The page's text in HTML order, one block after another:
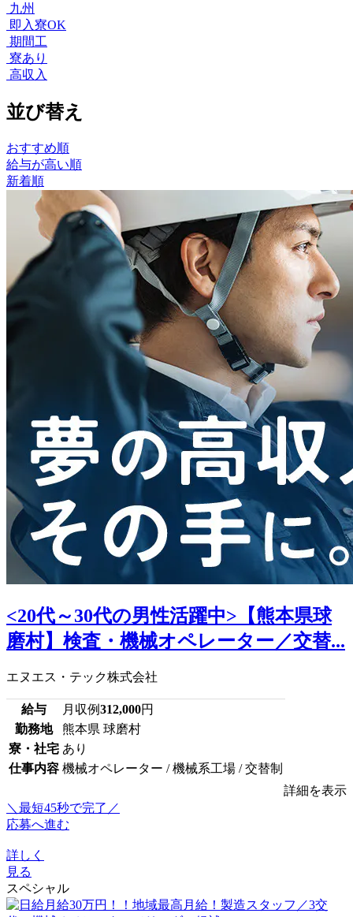
九州
即入寮OK
期間工
寮あり
高収入
並び替え
おすすめ順
給与が高い順
新着順
<20代～30代の男性活躍中>【熊本県球
磨村】検査・機械オペレーター／交替...
エヌエス・テック株式会社
給与 月収例312,000円
勤務地
熊本県 球磨村
寮・社宅 あり
仕事内容 機械オペレーター / 機械系工場 / 交替制
詳細を表示
＼最短45秒で完了／
応募へ進む
詳しく
見る
スペシャル